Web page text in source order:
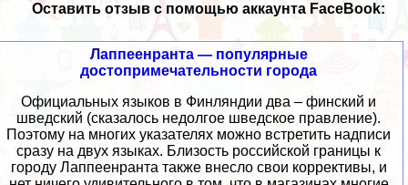
Оставить отзыв с помощью аккаунта FaceBook:
Лаппеенранта — популярные
достопримечательности города
Официальных языков в Финляндии два – финский и
шведский (сказалось недолгое шведское правление).
Поэтому на многих указателях можно встретить надписи
сразу на двух языках. Близость российской границы к
городу Лаппеенранта также внесло свои коррективы, и